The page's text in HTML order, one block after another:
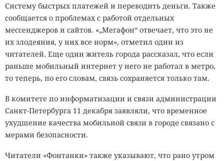
Систему быстрых платежей и переводить деньги. Также
сообщается о проблемах с работой отдельных
мессенджеров и сайтов. «„Мегафон“ отвечает, что это не
их злодеяния, у них все норм», отметил один из
читателей. Еще один житель города рассказал, что если
раньше мобильный интернет у него не работал в метро,
то теперь, по его словам, связь сохраняется только там.
В комитете по информатизации и связи администрации
Санкт-Петербурга 11 декабря заявляли, что временное
ухудшение качества мобильной связи в городе связано с
мерами безопасности.
Читатели «Фонтанки» также указывают, что рано утром